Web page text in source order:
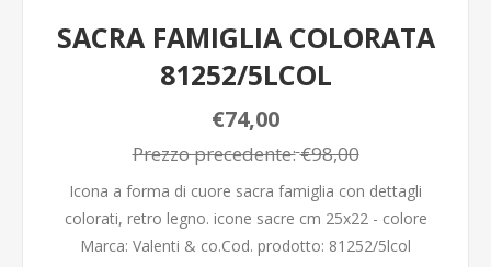
SACRA FAMIGLIA COLORATA
81252/5LCOL
€74,00
Prezzo precedente:€98,00
Icona a forma di cuore sacra famiglia con dettagli
colorati, retro legno. icone sacre cm 25x22 - colore
Marca: Valenti & co.Cod. prodotto: 81252/5lcol